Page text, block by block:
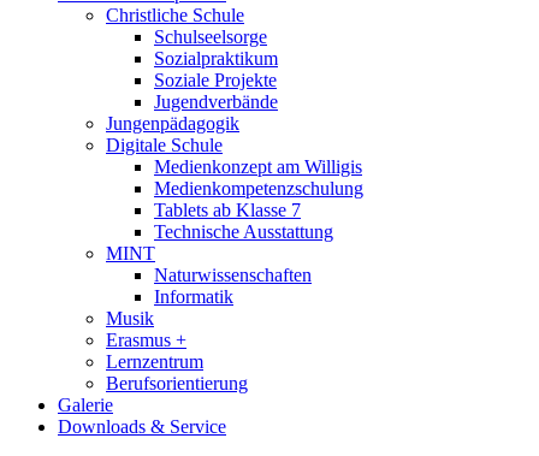
Christliche Schule
Schulseelsorge
Sozialpraktikum
Soziale Projekte
Jugendverbände
Jungenpädagogik
Digitale Schule
Medienkonzept am Willigis
Medienkompetenzschulung
Tablets ab Klasse 7
Technische Ausstattung
MINT
Naturwissenschaften
Informatik
Musik
Erasmus +
Lernzentrum
Berufsorientierung
Galerie
Downloads & Service